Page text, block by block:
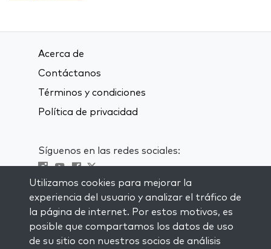
Acerca de
Contáctanos
Términos y condiciones
Política de privacidad
Síguenos en las redes sociales:
Visit kabbalah master classes
MANTENTE AL CORRIENTE
Subscríbete a nuestra lista de
Utilizamos cookies para mejorar la
experiencia del usuario y analizar el tráfico de
la página de internet. Por estos motivos, es
posible que compartamos los datos de uso
de su sitio con nuestros socios de análisis